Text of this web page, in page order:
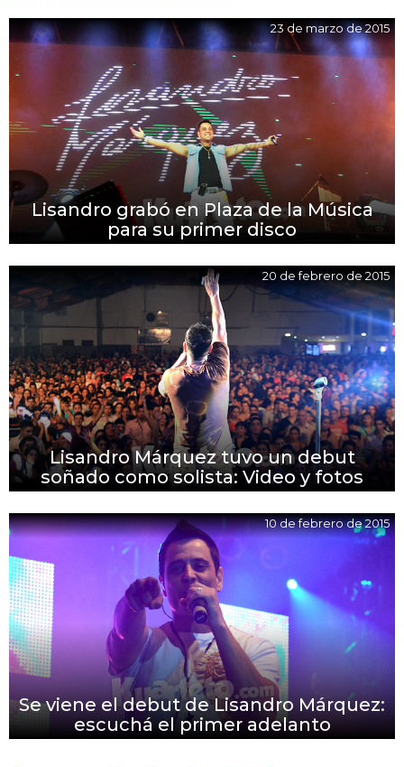
Lisandro grabó en Plaza de la Música
para su primer disco
23 de marzo de 2015
Lisandro Márquez tuvo un debut
soñado como solista: Video y fotos
20 de febrero de 2015
Se viene el debut de Lisandro Márquez:
escuchá el primer adelanto
10 de febrero de 2015